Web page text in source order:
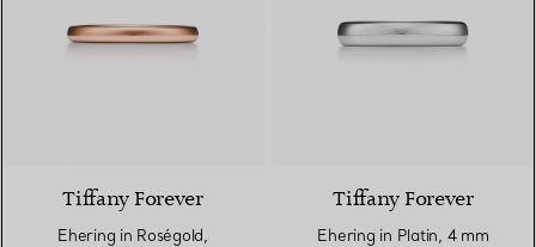
Tiffany Forever
Ehering in Roségold,
Tiffany Forever
Ehering in Platin, 4 mm